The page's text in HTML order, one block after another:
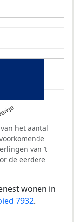
het aantal
van ’t
de eerdere
wonen in
7932.